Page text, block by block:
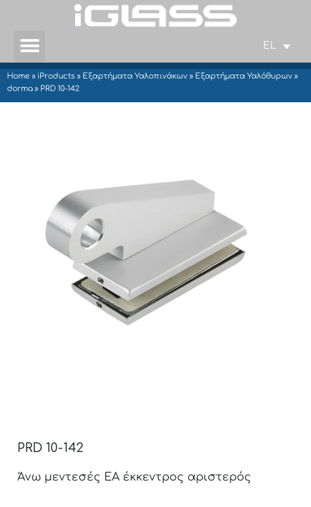
EL
Home » iProducts » Εξαρτήματα Υαλοπινάκων » Εξαρτήματα Υαλόθυρων »
dorma » PRD 10-142
PRD 10-142
Άνω μεντεσές ΕΑ έκκεντρος αριστερός